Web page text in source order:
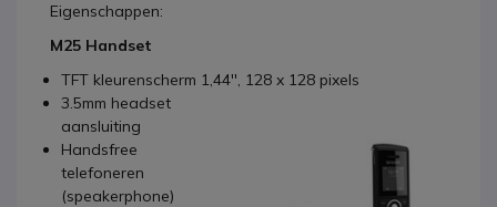
Eigenschappen:
M25 Handset
TFT kleurenscherm 1,44'', 128 x 128 pixels
3.5mm headset
aansluiting
Handsfree
telefoneren
(speakerphone)